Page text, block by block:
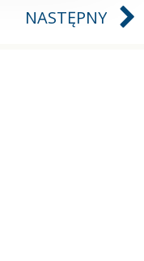
NASTĘPNY